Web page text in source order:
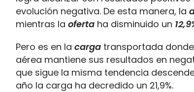
evolución negativa. De esta manera, la
mientras la oferta ha disminuido un
Pero es en la carga transportada
aérea mantiene sus resultados en
que sigue la misma tendencia
año la carga ha decredido un 21,9%.